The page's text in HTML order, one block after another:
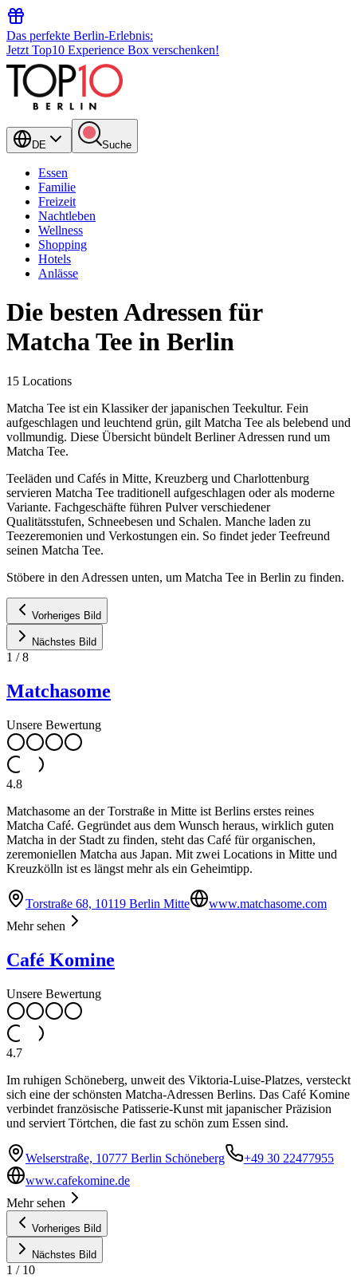
Das perfekte Berlin-Erlebnis:
Jetzt Top10 Experience Box verschenken!
DE Suche
Essen
Familie
Freizeit
Nachtleben
Wellness
Shopping
Hotels
Anlässe
Die besten Adressen für
Matcha Tee in Berlin
15 Locations
Matcha Tee ist ein Klassiker der japanischen Teekultur. Fein
aufgeschlagen und leuchtend grün, gilt Matcha Tee als belebend und
vollmundig. Diese Übersicht bündelt Berliner Adressen rund um
Matcha Tee.
Teeläden und Cafés in Mitte, Kreuzberg und Charlottenburg
servieren Matcha Tee traditionell aufgeschlagen oder als moderne
Variante. Fachgeschäfte führen Pulver verschiedener
Qualitätsstufen, Schneebesen und Schalen. Manche laden zu
Teezeremonien und Verkostungen ein. So findet jeder Teefreund
seinen Matcha Tee.
Stöbere in den Adressen unten, um Matcha Tee in Berlin zu finden.
Vorheriges Bild
Nächstes Bild
1 /8
Matchasome
Unsere Bewertung
4.8
Matchasome an der Torstraße in Mitte ist Berlins erstes reines
Matcha Café. Gegründet aus dem Wunsch heraus, wirklich guten
Matcha in der Stadt zu finden, steht das Café für organischen,
zeremoniellen Matcha aus Japan. Mit zwei Locations in Mitte und
Kreuzkölln ist es längst mehr als ein Geheimtipp.
Torstraße 68, 10119 Berlin Mitte
www.matchasome.com
Mehr sehen
Café Komine
Unsere Bewertung
4.7
Im ruhigen Schöneberg, unweit des Viktoria-Luise-Platzes, versteckt
sich eine der schönsten Matcha-Adressen Berlins. Das Café Komine
verbindet französische Patisserie-Kunst mit japanischer Präzision
und serviert Törtchen, die fast zu schön zum Essen sind.
Welserstraße, 10777 Berlin Schöneberg
+49 30 22477955
www.cafekomine.de
Mehr sehen
Vorheriges Bild
Nächstes Bild
1 / 10